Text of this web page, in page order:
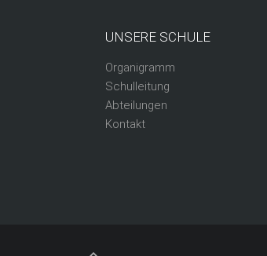
UNSERE SCHULE
Organigramm
Schulleitung
Abteilungen
Kontakt